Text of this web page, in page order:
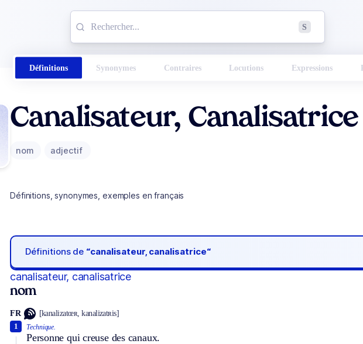
S
Définitions Synonymes Contraires Locutions Expressions
Canalisateur, Canalisatrice
nom adjectif
Définitions, synonymes, exemples en français
Définitions de “canalisateur, canalisatrice“
canalisateur, canalisatrice
nom
FR [kanalizatœʀ, kanalizatʀis]
Technique.
Personne qui creuse des canaux.
1